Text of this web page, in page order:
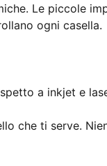
Le piccole
ogni casella.
a inkjet e
che ti serve.